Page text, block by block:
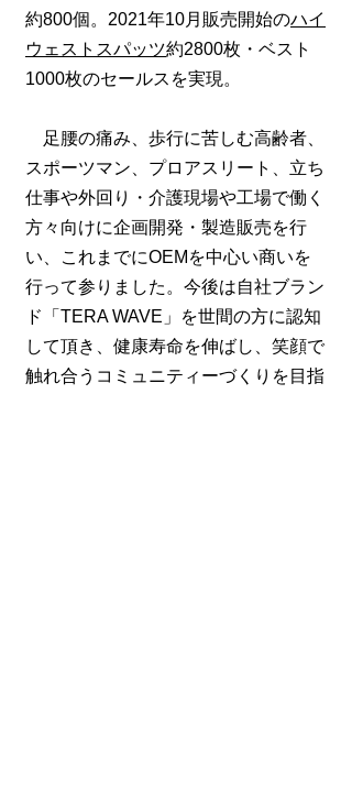
約800個。2021年10月販売開始のハイ
ウェストスパッツ約2800枚・ベスト
1000枚のセールスを実現。
足腰の痛み、歩行に苦しむ高齢者、
スポーツマン、プロアスリート、立ち
仕事や外回り・介護現場や工場で働く
方々向けに企画開発・製造販売を行
い、これまでにOEMを中心い商いを
行って参りました。今後は自社ブラン
ド「TERA WAVE」を世間の方に認知
して頂き、健康寿命を伸ばし、笑顔で
触れ合うコミュニティーづくりを目指